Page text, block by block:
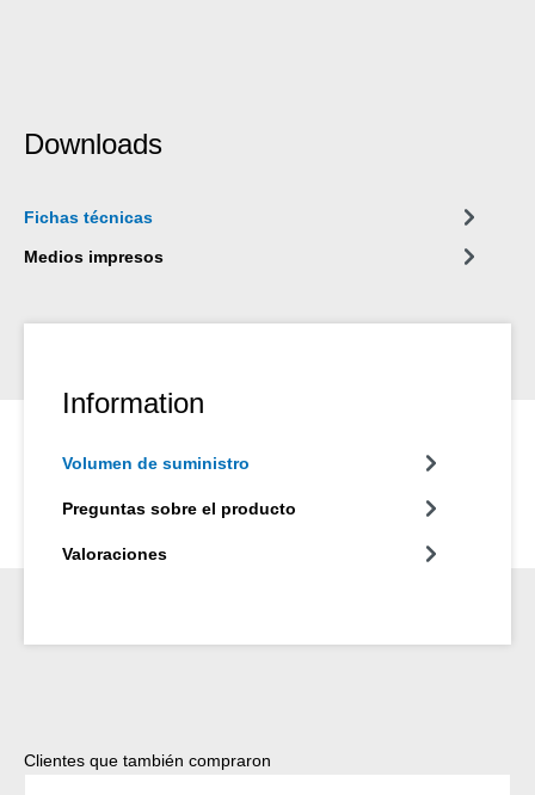
Downloads
Fichas técnicas
Medios impresos
Information
Volumen de suministro
Preguntas sobre el producto
Valoraciones
Omitir la galería de productos
Clientes que también compraron